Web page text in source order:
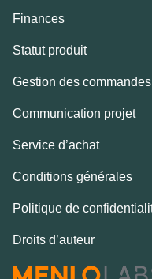
Finances
Statut produit
Gestion des commandes
Communication projet
Service d’achat
Conditions générales
Politique de
Droits d’auteur